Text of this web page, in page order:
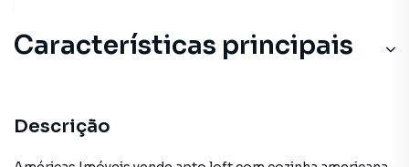
Características principais
Descrição